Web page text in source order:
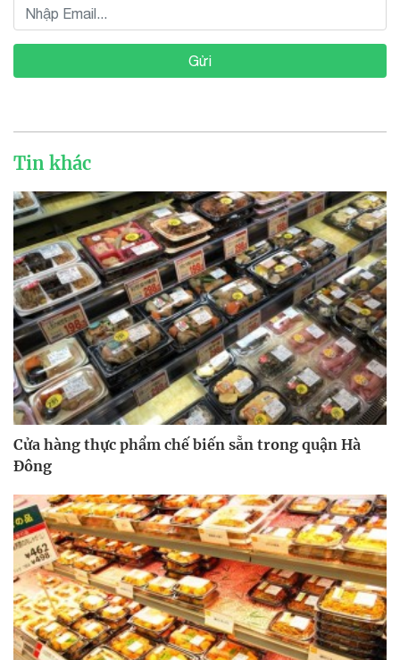
Gửi
Tin khác
Cửa hàng thực phẩm chế biến sẵn trong quận Hà
Đông